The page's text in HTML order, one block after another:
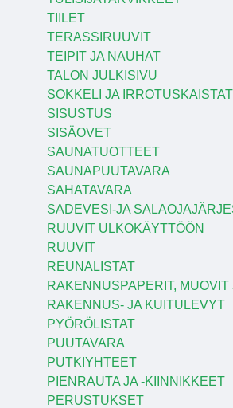
TIILET
TERASSIRUUVIT
TEIPIT JA NAUHAT
TALON JULKISIVU
SOKKELI JA IRROTUSKAISTAT
SISUSTUS
SISÄOVET
SAUNATUOTTEET
SAUNAPUUTAVARA
SAHATAVARA
SADEVESI-JA
RUUVIT ULKOKÄYTTÖÖN
RUUVIT
REUNALISTAT
RAKENNUSPAPERIT,
RAKENNUS- JA KUITULEVYT
PYÖRÖLISTAT
PUUTAVARA
PUTKIYHTEET
PIENRAUTA JA -KIINNIKKEET
PERUSTUKSET